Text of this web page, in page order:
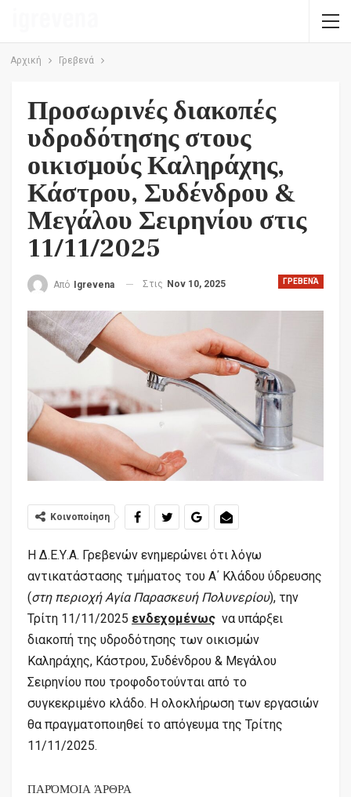
Αρχική Γρεβενά
Προσωρινές διακοπές
υδροδότησης στους
οικισμούς Καληράχης,
Κάστρου, Συδένδρου &
Μεγάλου Σειρηνίου στις
11/11/2025
ΓΡΕΒΕΝΆ
Από Igrevena Στις Nov 10, 2025
Κοινοποίηση
Η Δ.Ε.Υ.Α. Γρεβενών ενημερώνει ότι λόγω
αντικατάστασης τμήματος του Α΄ Κλάδου ύδρευσης
(στη περιοχή Αγία Παρασκευή Πολυνερίου), την
Τρίτη 11/11/2025 ενδεχομένως να υπάρξει
διακοπή της υδροδότησης των οικισμών
Καληράχης, Κάστρου, Συδένδρου & Μεγάλου
Σειρηνίου που τροφοδοτούνται από το
συγκεκριμένο κλάδο. Η ολοκλήρωση των εργασιών
θα πραγματοποιηθεί το απόγευμα της Τρίτης
11/11/2025.
ΠΑΡΌΜΟΙΑ ΆΡΘΡΑ